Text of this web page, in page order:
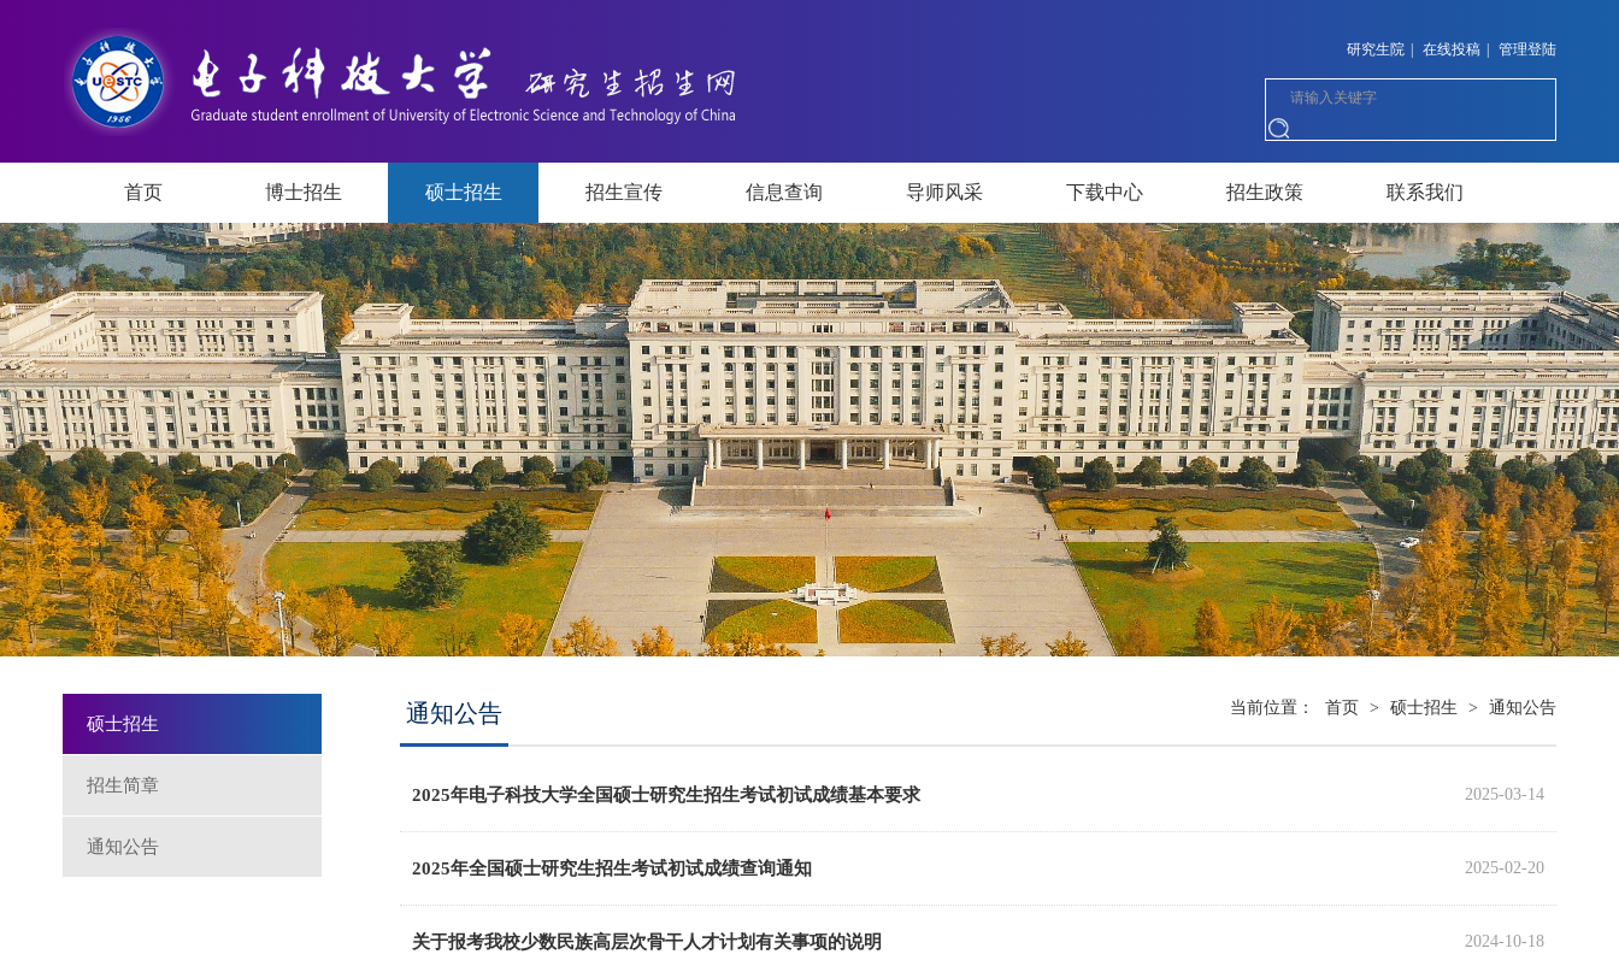
研究生院 在线投稿 管理登陆
首页 博士招生 硕士招生 招生宣传 信息查询 导师风采 下载中心 招生政策 联系我们
硕士招生
招生简章
通知公告
当前位置： 首页 > 硕士招生 > 通知公告
通知公告
2025-03-14
2025年电子科技大学全国硕士研究生招生考试初试成绩基本要求
2025-02-20
2025年全国硕士研究生招生考试初试成绩查询通知
2024-10-18
关于报考我校少数民族高层次骨干人才计划有关事项的说明